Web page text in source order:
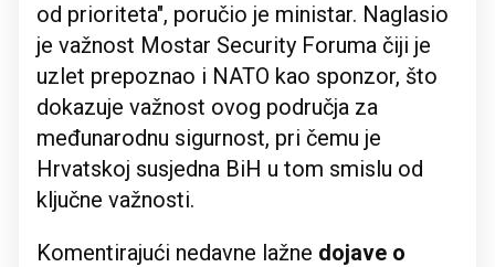
od prioriteta", poručio je ministar. Naglasio
je važnost Mostar Security Foruma čiji je
uzlet prepoznao i NATO kao sponzor, što
dokazuje važnost ovog područja za
međunarodnu sigurnost, pri čemu je
Hrvatskoj susjedna BiH u tom smislu od
ključne važnosti.
Komentirajući nedavne lažne dojave o